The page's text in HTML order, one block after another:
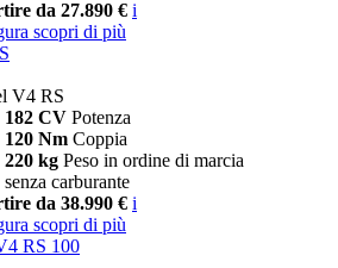
da 27.890 € i
scopri di più
V4 RS
182 CV Potenza
120 Nm Coppia
220 kg Peso in ordine di marcia
senza carburante
da 38.990 € i
scopri di più
RS 100